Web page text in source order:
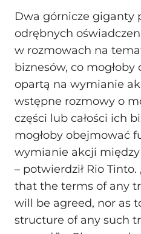
Dwa górnicze giganty
odrębnych
w rozmowach na
biznesów, co
opartą na wymianie
wstępne rozmowy o
części lub całości ich
mogłoby obejmować
wymianie akcji między
– potwierdził Rio
that the terms of any
will be agreed, nor as
structure of any such